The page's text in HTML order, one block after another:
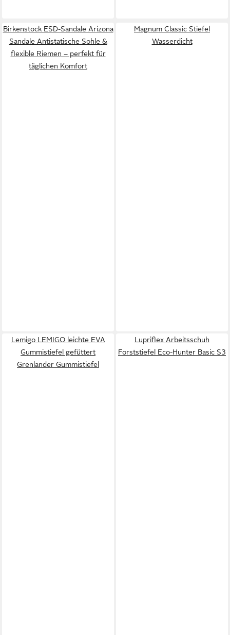
Birkenstock ESD-Sandale Arizona
Sandale Antistatische Sohle &
flexible Riemen – perfekt für
täglichen Komfort
Magnum Classic Stiefel
Wasserdicht
Lemigo LEMIGO leichte EVA
Gummistiefel gefüttert
Grenlander Gummistiefel
Lupriflex Arbeitsschuh
Forststiefel Eco-Hunter Basic S3